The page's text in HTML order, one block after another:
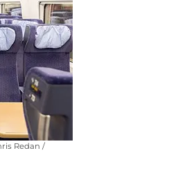
Redan /